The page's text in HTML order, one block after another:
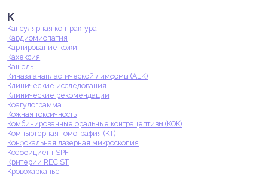
К
Капсулярная контрактура
Кардиомиопатия
Картирование кожи
Кахексия
Кашель
Киназа анапластической лимфомы (ALK)
Клинические исследования
Клинические рекомендации
Коагулограмма
Кожная токсичность
Комбинированные оральные контрацептивы (КОК)
Компьютерная томография (КТ)
Конфокальная лазерная микроскопия
Коэффициент SPF
Критерии RECIST
Кровохарканье